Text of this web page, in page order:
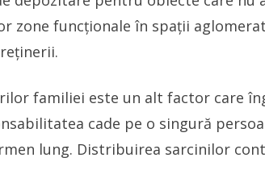
zone funcționale în spații
familiei este un alt factor care
cade pe o singură
lung. Distribuirea sarcinilor